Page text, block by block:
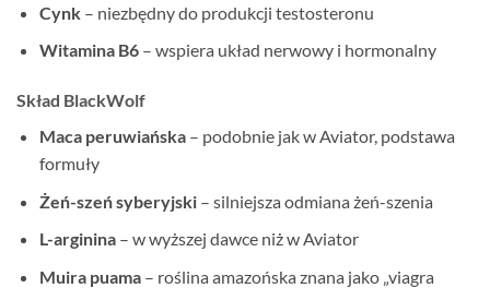
Cynk– niezbędny do produkcji testosteronu
Witamina B6– wspiera układ nerwowy i hormonalny
Skład BlackWolf
Maca peruwiańska– podobnie jak w Aviator, podstawa
formuły
Żeń-szeń syberyjski– silniejsza odmiana żeń-szenia
L-arginina– w wyższej dawce niż w Aviator
Muira puama– roślina amazońska znana jako „viagra